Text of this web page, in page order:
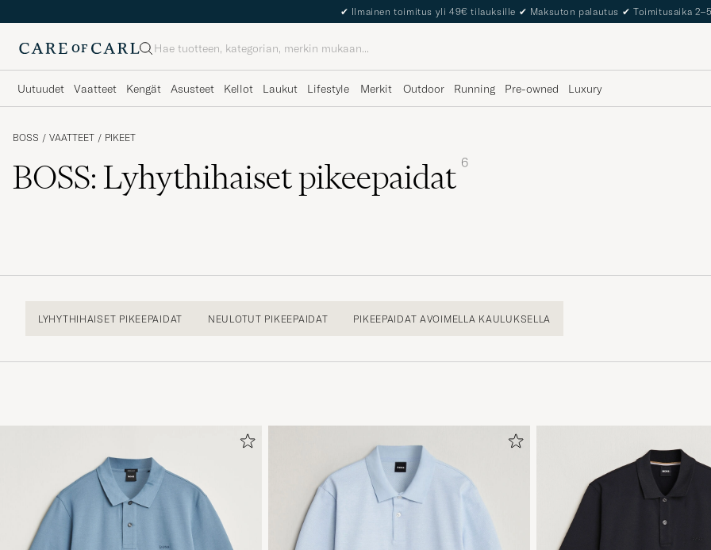
✔ Ilmainen toimitus yli 49€ tilauksille ✔ Maksuton palautus ✔ Toimitusaika
Haku
Uutuudet Vaatteet Kengät Asusteet Kellot Laukut Lifestyle Merkit Outdoor Running Pre-owned Luxury
BOSS / VAATTEET / PIKEET
BOSS: Lyhythihaiset pikeepaidat 6
LYHYTHIHAISET PIKEEPAIDAT NEULOTUT PIKEEPAIDAT PIKEEPAIDAT AVOIMELLA KAULUKSELLA